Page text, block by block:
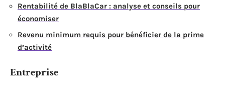
Rentabilité de BlaBlaCar : analyse et conseils pour
économiser
Revenu minimum requis pour bénéficier de la prime
d’activité
Entreprise